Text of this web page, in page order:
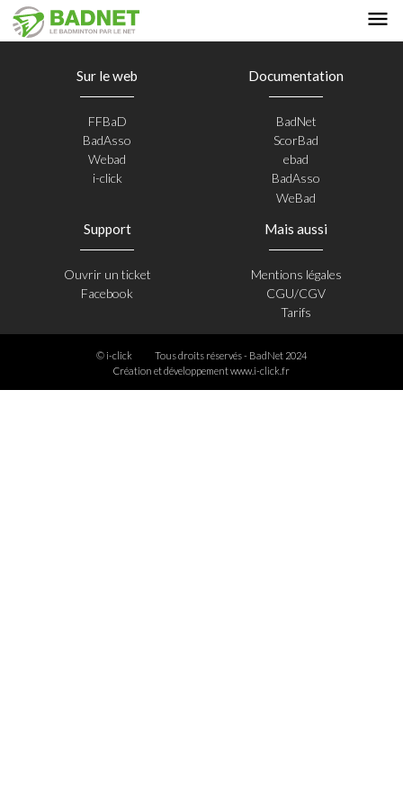
Sur le web
FFBaD
BadAsso
Webad
i-click
Documentation
BadNet
ScorBad
ebad
BadAsso
WeBad
Support
Ouvrir un ticket
Facebook
Mais aussi
Mentions légales
CGU/CGV
Tarifs
© i-click
Tous droits réservés - BadNet 2024
Création et développementwww.i-click.fr